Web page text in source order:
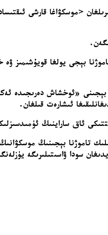
<موسكۋاغا قارشى
بېجى يولغا قويۇشىمىز ۋە
بېجىنى «ئوخشاش دەرىجىدە
ئىشارەت قىلغان.
ئاق ساراينىڭ
تاموژنا بېجىنىڭ
سودا ۋاسىتىلىرىگە